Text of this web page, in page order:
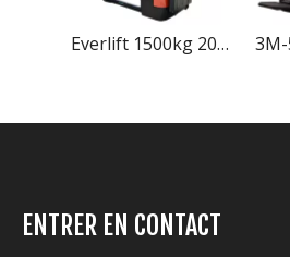
3M-5M 1.2T-2T DANS LES COMMANDES SUR LA PALLET SOUPE SUR LE RECHERCHE ÉLECTRIQUE CONTERNET
ENTRER EN CONTACT